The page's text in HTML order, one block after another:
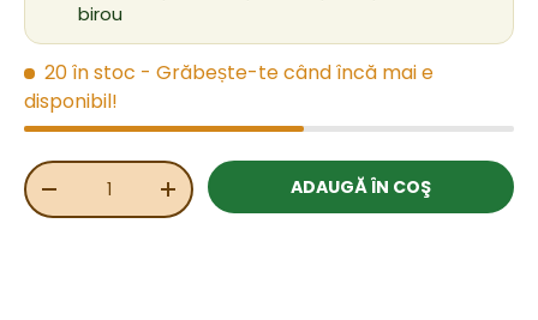
birou
20 în stoc - Grăbește-te când încă mai e
disponibil!
Cant.
REDUCEȚI CANTITATEAMĂRIȚI CANTITATEAADAUGĂ ÎN COŞ